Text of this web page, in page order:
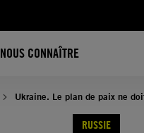
NOUS CONNAÎTRE
Ukraine. Le plan de paix ne
RUSSIE